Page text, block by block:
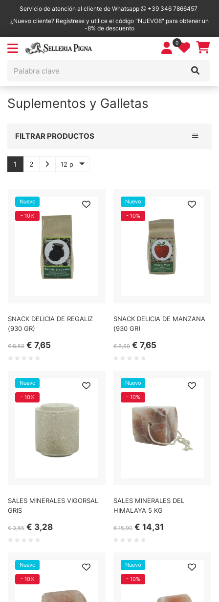
Servicio de atención al cliente de Whatsapp
+39 346 7866457
¿Nuevo cliente? Regístrese y utilice el código "NUEVO8" para obtener un
-8% de descuento
0
Suplementos y Galletas
Toggle
FILTRAR PRODUCTOS
1 2 12 p
Nuevo
- 10%
SNACK DELICIA DE REGALIZ
(930 GR)
€ 8,50 € 7,65
Nuevo
- 10%
SNACK DELICIA DE MANZANA
(930 GR)
€ 8,50 € 7,65
Nuevo
- 10%
SALES MINERALES VIGORSAL
GRIS
€ 3,65 € 3,28
Nuevo
- 10%
SALES MINERALES DEL
HIMALAYA 5 KG
€ 15,90 € 14,31
Nuevo
- 10%
Nuevo
- 10%